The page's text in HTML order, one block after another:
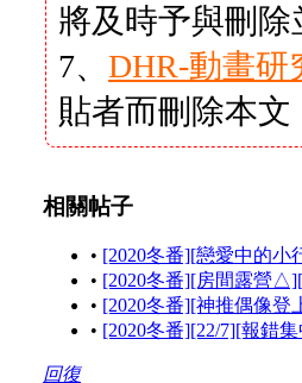
將及時予與刪
7、 DHR-動畫研
貼者而刪除本文
相關帖子
• [2020冬番][戀愛中的小
• [2020冬番][房間露營
• [2020冬番][神推偶像登
• [2020冬番][22/7][報錯
回復